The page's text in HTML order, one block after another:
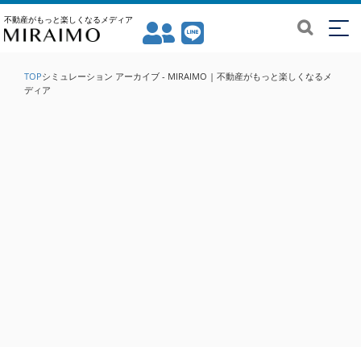
不動産がもっと楽しくなるメディア
TOPシミュレーション アーカイブ - MIRAIMO | 不動産がもっと楽しくなるメ
ディア